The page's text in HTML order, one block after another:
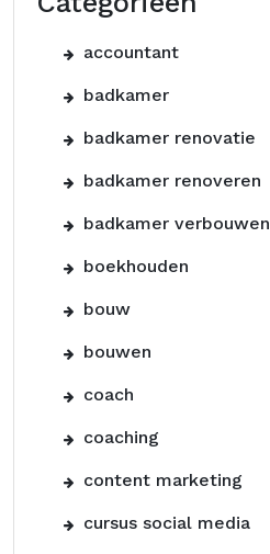
accountant
badkamer
badkamer renovatie
badkamer renoveren
badkamer verbouwen
boekhouden
bouw
bouwen
coach
coaching
content marketing
cursus social media